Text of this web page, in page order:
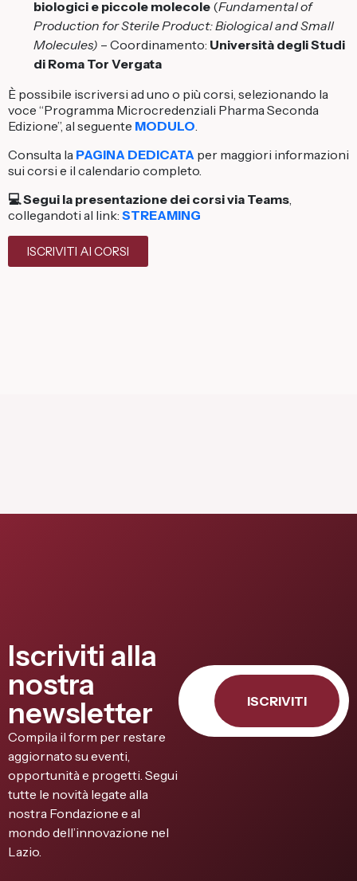
biologici e piccole molecole (Fundamental of
Production for Sterile Product: Biological and Small
Molecules) – Coordinamento: Università degli Studi
di Roma Tor Vergata
È possibile iscriversi ad uno o più corsi, selezionando la
voce “Programma Microcredenziali Pharma Seconda
Edizione”, al seguente MODULO
Consulta la PAGINA DEDICATA per maggiori informazioni
sui corsi e il calendario completo.
💻 Segui la presentazione dei corsi via Teams
collegandoti al link: STREAMING
ISCRIVITI AI CORSI
Iscriviti alla
nostra
newsletter
Compila il form per restare
aggiornato su eventi,
opportunità e progetti. Segui
tutte le novità legate alla
nostra Fondazione e al
mondo dell’innovazione nel
Lazio.
ISCRIVITI